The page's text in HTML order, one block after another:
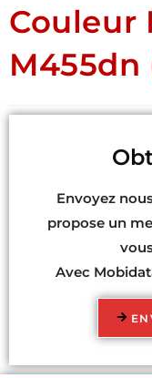
Couleur
M455dn
Envoyez
propose un
Avec